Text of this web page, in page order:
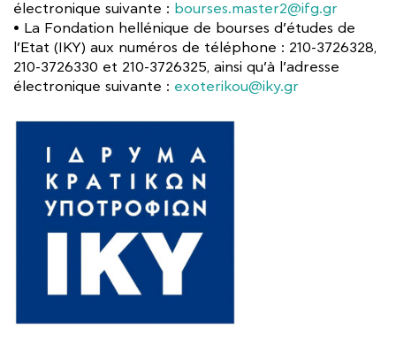
électronique suivante : bourses.master2@ifg.gr
• La Fondation hellénique de bourses d’études de
l’Etat (IKY) aux numéros de téléphone : 210-3726328,
210-3726330 et 210-3726325, ainsi qu’à l’adresse
électronique suivante : exoterikou@iky.gr